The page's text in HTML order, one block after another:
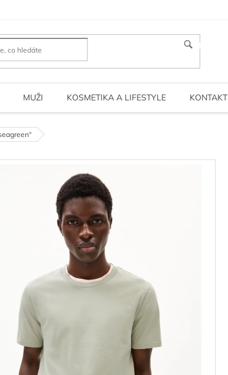
HLEDAT
MUŽI KOSMETIKA A LIFESTYLE KONTAKT